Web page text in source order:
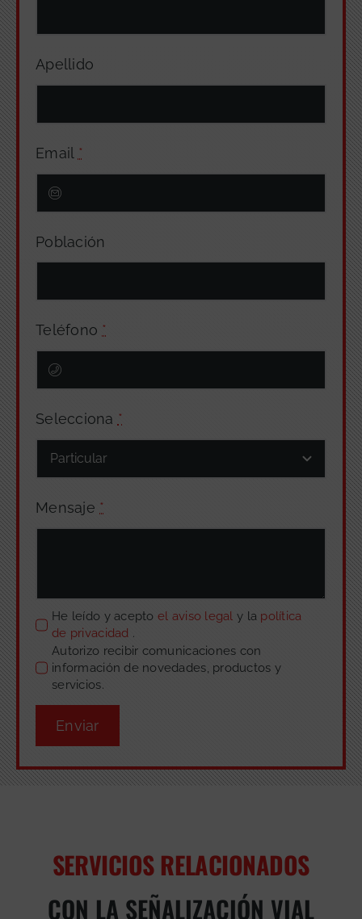
Apellido
Email *
Población
Teléfono *
Selecciona *
Mensaje *
He leído y acepto el aviso legaly la política
de privacidad .
Autorizo recibir comunicaciones con
información de novedades, productos y
servicios.
Enviar
SERVICIOS RELACIONADOS
CON LA SEÑALIZACIÓN VIAL